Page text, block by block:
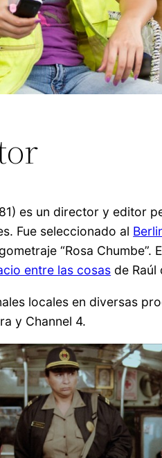
es un director y editor
Fue seleccionado al
“Rosa
entre las cosas de Raúl
locales en diversas
y Channel 4.